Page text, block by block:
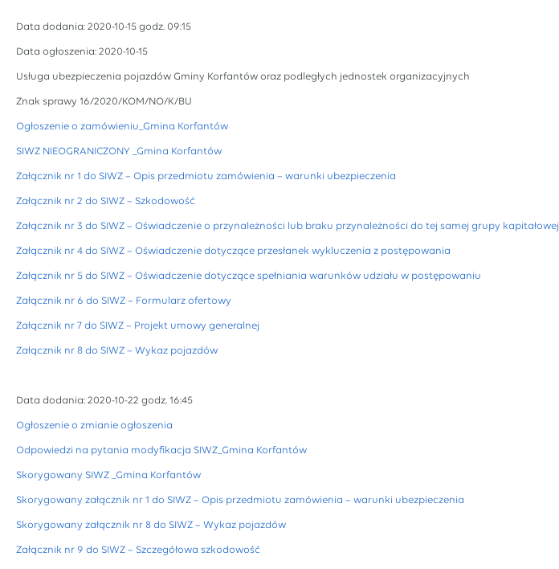
Data dodania: 2020-10-15 godz. 09:15
Data ogłoszenia: 2020-10-15
Usługa ubezpieczenia pojazdów Gminy Korfantów oraz podległych jednostek organizacyjnych
Znak sprawy 16/2020/KOM/NO/K/BU
Ogłoszenie o zamówieniu_Gmina Korfantów
SIWZ NIEOGRANICZONY _Gmina Korfantów
Załącznik nr 1 do SIWZ – Opis przedmiotu zamówienia – warunki ubezpieczenia
Załącznik nr 2 do SIWZ – Szkodowość
Załącznik nr 3 do SIWZ – Oświadczenie o przynależności lub braku przynależności do tej samej grupy kapitałowej
Załącznik nr 4 do SIWZ – Oświadczenie dotyczące przesłanek wykluczenia z postępowania
Załącznik nr 5 do SIWZ – Oświadczenie dotyczące spełniania warunków udziału w postępowaniu
Załącznik nr 6 do SIWZ – Formularz ofertowy
Załącznik nr 7 do SIWZ – Projekt umowy generalnej
Załącznik nr 8 do SIWZ – Wykaz pojazdów
Data dodania: 2020-10-22 godz. 16:45
Ogłoszenie o zmianie ogłoszenia
Odpowiedzi na pytania modyfikacja SIWZ_Gmina Korfantów
Skorygowany SIWZ _Gmina Korfantów
Skorygowany załącznik nr 1 do SIWZ – Opis przedmiotu zamówienia – warunki ubezpieczenia
Skorygowany załącznik nr 8 do SIWZ – Wykaz pojazdów
Załącznik nr 9 do SIWZ – Szczegółowa szkodowość